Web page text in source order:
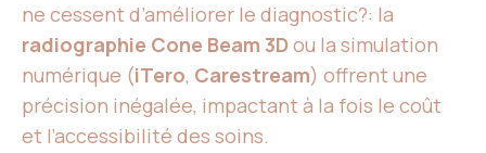
ne cessent d’améliorer le diagnostic?: la
radiographie Cone Beam 3Dou la simulation
numérique (iTero, Carestream) offrent une
précision inégalée, impactant à la fois le coût
et l’accessibilité des soins.